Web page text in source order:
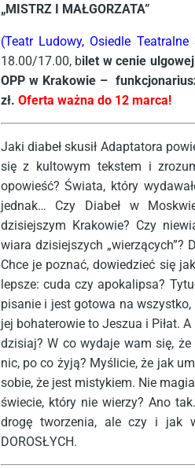
„MISTRZ I MAŁGORZATA”
(Teatr Ludowy, Osiedle Teatralne
18.00/17.00, bilet w cenie ulgowej
OPP w Krakowie –
zł. Oferta ważna do 12 marca!
Jaki diabeł skusił Adaptatora
się z kultowym tekstem i
opowieść? Świata, który
jednak… Czy Diabeł w
dzisiejszym Krakowie? Czy
wiara dzisiejszych „wierzących”?
Chce je poznać, dowiedzieć się
lepsze: cuda czy apokalipsa?
pisanie i jest gotowa na
jej bohaterowie to Jeszua i Piłat.
dzisiaj? W co wydaje wam się,
nic, po co żyją? Myślicie, że jak
sobie, że jest mistykiem. Nie
świecie, który nie wierzy? Ano
drogę tworzenia, ale czy i jak
DOROSŁYCH.